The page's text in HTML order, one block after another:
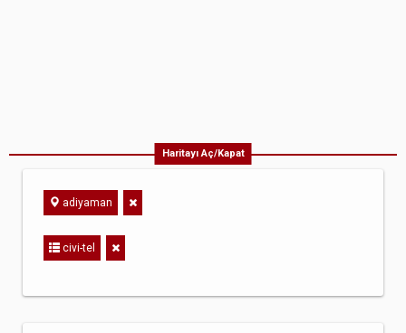
Haritayı Aç/Kapat
adiyaman
civi-tel